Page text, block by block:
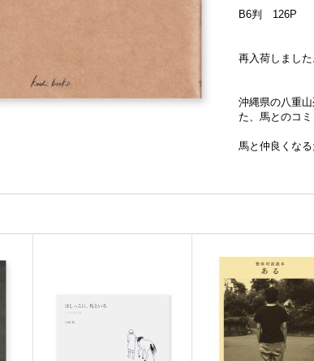
B6判 126P
再入荷しました
沖縄県の八重
た、馬とのコミ
馬と仲良くな